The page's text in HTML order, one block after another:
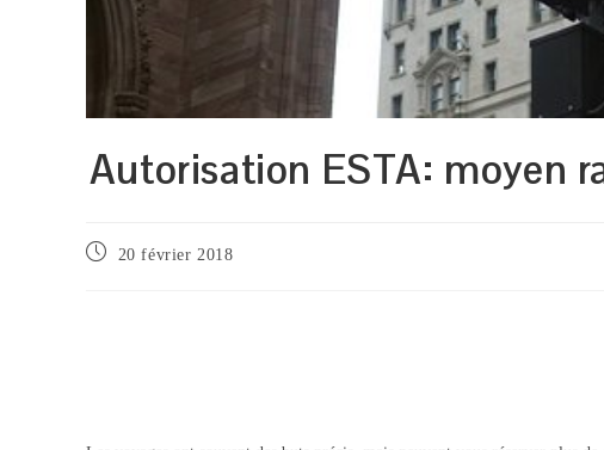
Autorisation ESTA: moyen
Publication
20 février 2018